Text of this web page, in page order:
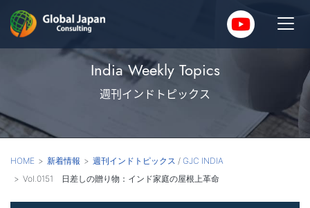
India Weekly Topics
週刊インドトピックス
HOME 新着情報 週刊インドトピックス / GJC INDIA
Vol.0151 日差しの贈り物：インド家庭の屋根上革命